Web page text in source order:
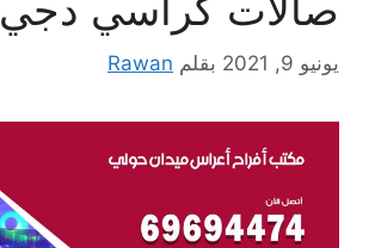
يونيو 9, 2021 بقلم Rawan